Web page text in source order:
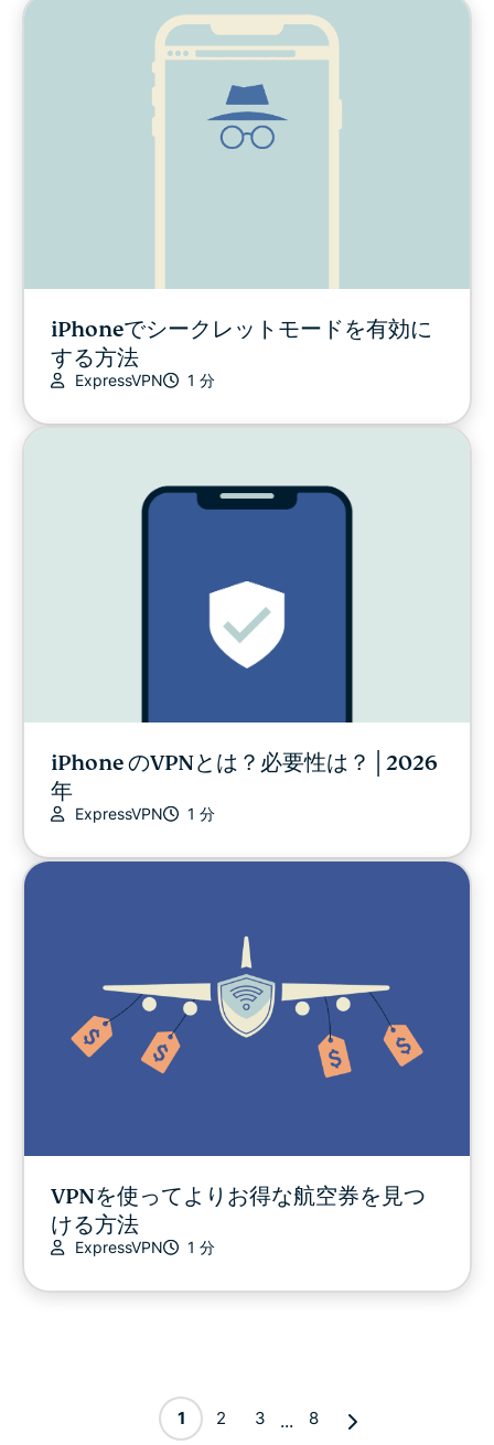
iPhoneでシークレットモードを有効に
する方法
ExpressVPN 1 分
iPhone のVPNとは？必要性は？│2026
年
ExpressVPN 1 分
VPNを使ってよりお得な航空券を見つ
ける方法
ExpressVPN 1 分
1 2 3 ... 8